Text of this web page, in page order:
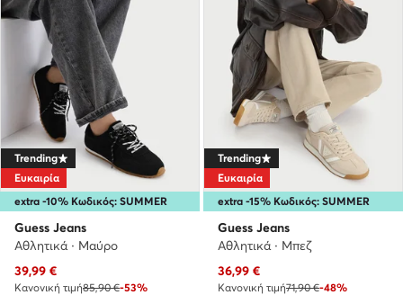
extra -10% Κωδικός: SUMMER
Trending
Ευκαιρία
Guess Jeans
Αθλητικά · Μαύρο
Τρέχουσα τιμή
39,99 €
Κανονική τιμή85,90 €-53%
extra -15% Κωδικός: SUMMER
Trending
Ευκαιρία
Guess Jeans
Αθλητικά · Μπεζ
Τρέχουσα τιμή
36,99 €
Κανονική τιμή71,90 €-48%